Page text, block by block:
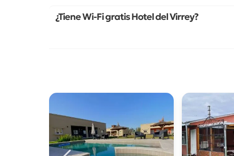
¿Tiene Wi-Fi gratis Hotel del Virrey?